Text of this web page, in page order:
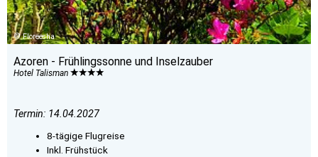
Floreesha
Azoren - Frühlingssonne und Inselzauber
Hotel Talisman
Termin: 14.04.2027
8-tägige Flugreise
Inkl. Frühstück